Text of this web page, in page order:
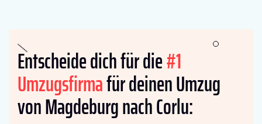
Entscheide dich für die#1
Umzugsfirmafür deinen Umzug
von Magdeburg nach Corlu: